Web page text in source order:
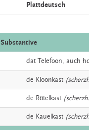
Plattdeutsch
Substantive
dat Telefoon, auch
de Klöönkast
de Rötelkast
de Kauelkast